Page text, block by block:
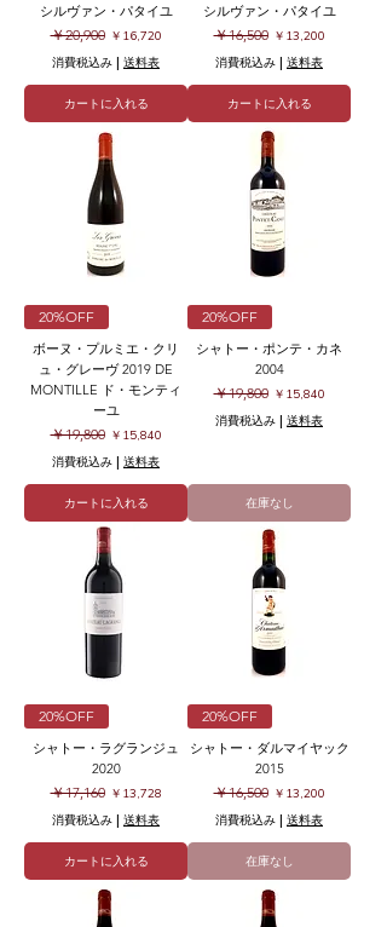
シルヴァン・パタイユ
通常価格
￥20,900 セール価格
￥16,720
消費税込み | 送料表
カートに入れる
シルヴァン・パタイユ
通常価格
￥16,500 セール価格
￥13,200
消費税込み | 送料表
カートに入れる
20%OFF
ボーヌ・プルミエ・クリ
ュ・グレーヴ 2019 DE
MONTILLE ド・モンティ
ーユ
通常価格
￥19,800 セール価格
￥15,840
消費税込み | 送料表
カートに入れる
20%OFF
シャトー・ポンテ・カネ
2004
通常価格
￥19,800 セール価格
￥15,840
消費税込み | 送料表
在庫なし
20%OFF
シャトー・ラグランジュ
2020
通常価格
￥17,160 セール価格
￥13,728
消費税込み | 送料表
カートに入れる
20%OFF
シャトー・ダルマイヤック
2015
通常価格
￥16,500 セール価格
￥13,200
消費税込み | 送料表
在庫なし